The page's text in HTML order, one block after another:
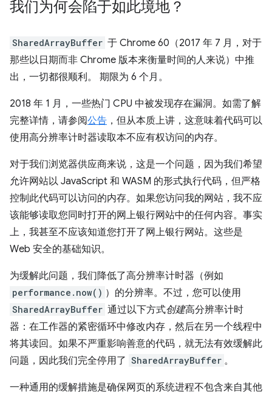
我们为何会陷于如此境地？
SharedArrayBuffer 于 Chrome 60（2017 年 7 月，对于
那些以日期而非 Chrome 版本来衡量时间的人来说）中推
出，一切都很顺利。 期限为 6 个月。
2018 年 1 月，一些热门 CPU 中被发现存在漏洞。如需了解
完整详情，请参阅公告 ，但从本质上讲，这意味着代码可以
使用高分辨率计时器读取本不应有权访问的内存。
对于我们浏览器供应商来说，这是一个问题，因为我们希望
允许网站以 JavaScript 和 WASM 的形式执行代码，但严格
控制此代码可以访问的内存。如果您访问我的网站，我不应
该能够读取您同时打开的网上银行网站中的任何内容。事实
上，我甚至不应该知道您打开了网上银行网站。这些是
Web 安全的基础知识。
为缓解此问题，我们降低了高分辨率计时器（例如
performance.now() ）的分辨率。不过，您可以使用
SharedArrayBuffer 通过以下方式创建高分辨率计时
器：在工作器的紧密循环中修改内存，然后在另一个线程中
将其读回。如果不严重影响善意的代码，就无法有效缓解此
问题，因此我们完全停用了 SharedArrayBuffer 。
一种通用的缓解措施是确保网页的系统进程不包含来自其他